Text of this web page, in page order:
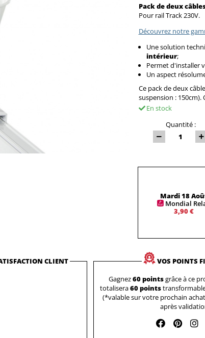
Pack de deux
Pour rail Track 230V.
Découvrez notre
Une solution
intérieur;
Permet d'installer
Un aspect
Ce pack de deux
suspension : 150cm).
En stock
Quantité :
Mardi 18
Mondial
3,90 €
CLIENT
VOS POINTS
Gagnez60 pointsgrâce à ce
totalisera60 points
(*valable sur votre prochain
après